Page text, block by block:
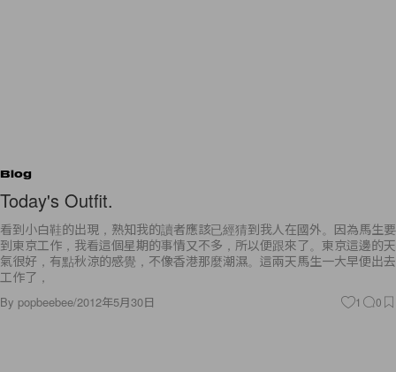
Blog
Today's Outfit.
看到小白鞋的出現，熟知我的讀者應該已經猜到我人在國外。因為馬生要
到東京工作，我看這個星期的事情又不多，所以便跟來了。東京這邊的天
氣很好，有點秋涼的感覺，不像香港那麼潮濕。這兩天馬生一大早便出去
工作了，
By popbeebee/2012年5月30日 1 0